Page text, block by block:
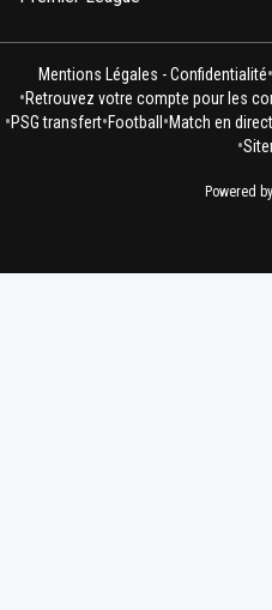
Mentions Légales - Confidentialité•
•Retrouvez votre compte pour les
•PSG transfert•Football•Match en direct
•
Powered